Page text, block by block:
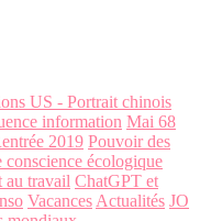
US - Portrait chinois
information Mai 68
2019 Pouvoir des
conscience écologique
au travail ChatGPT et
Vacances Actualités JO